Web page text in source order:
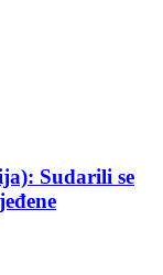
Sudarili se